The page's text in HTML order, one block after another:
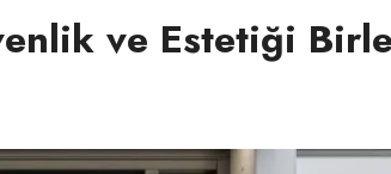
ve Estetiği